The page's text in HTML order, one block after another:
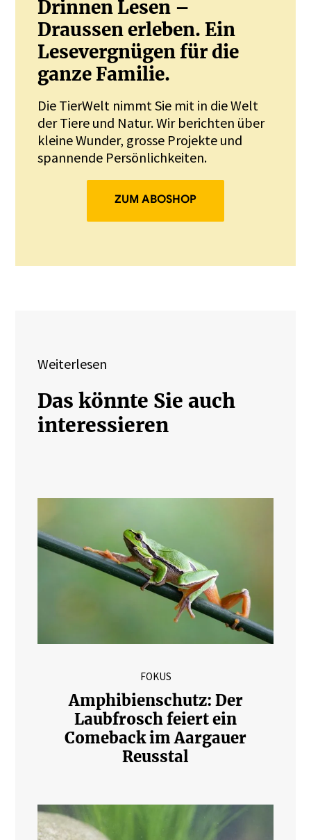
Drinnen Lesen –
Draussen erleben. Ein
Lesevergnügen für die
ganze Familie.
Die TierWelt nimmt Sie mit in die Welt
der Tiere und Natur. Wir berichten über
kleine Wunder, grosse Projekte und
spannende Persönlichkeiten.
ZUM ABOSHOP
Weiterlesen
Das könnte Sie auch
interessieren
FOKUS
Amphibienschutz: Der
Laubfrosch feiert ein
Comeback im Aargauer
Reusstal